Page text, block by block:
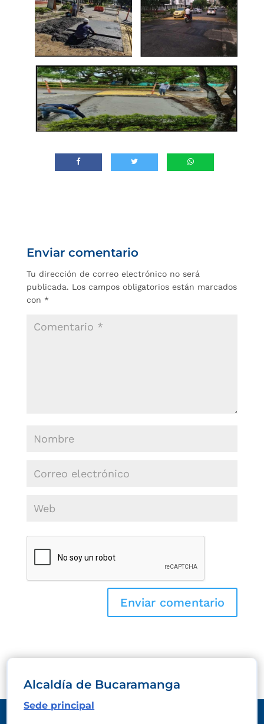
Enviar comentario
Tu dirección de correo electrónico no será
publicada. Los campos obligatorios están marcados
con *
Alcaldía de Bucaramanga
Sede principal